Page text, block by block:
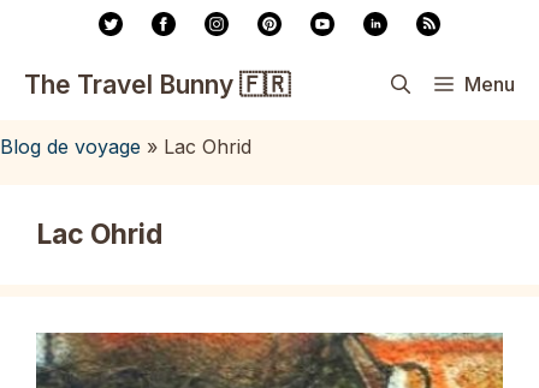
contenu
The Travel Bunny 🇫🇷 Menu
Blog de voyage » Lac Ohrid
Lac Ohrid